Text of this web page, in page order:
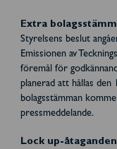
Extra
Styrelsens beslut
Emissionen av
föremål för
planerad att hållas den
bolagsstämman
pressmeddelande.
Lock up-åtaganden